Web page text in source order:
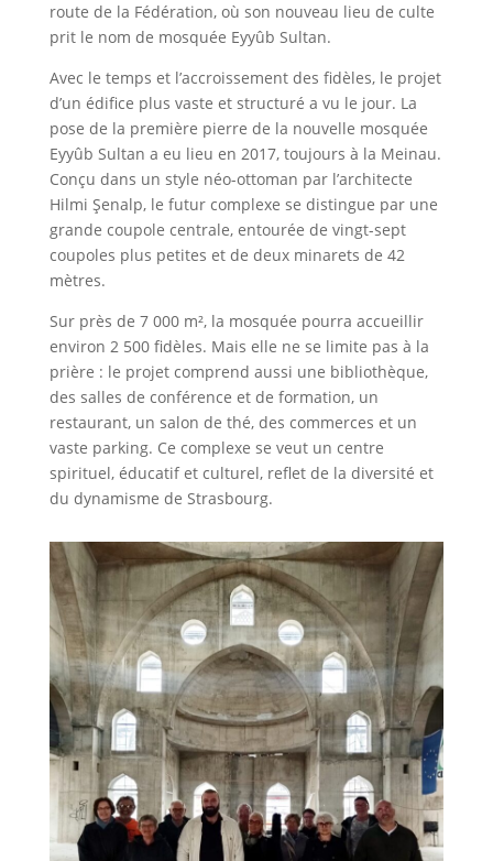
route de la Fédération, où son nouveau lieu de culte
prit le nom de mosquée Eyyûb Sultan.
Avec le temps et l’accroissement des fidèles, le projet
d’un édifice plus vaste et structuré a vu le jour. La
pose de la première pierre de la nouvelle mosquée
Eyyûb Sultan a eu lieu en 2017, toujours à la Meinau.
Conçu dans un style néo-ottoman par l’architecte
Hilmi Şenalp, le futur complexe se distingue par une
grande coupole centrale, entourée de vingt-sept
coupoles plus petites et de deux minarets de 42
mètres.
Sur près de 7 000 m², la mosquée pourra accueillir
environ 2 500 fidèles. Mais elle ne se limite pas à la
prière : le projet comprend aussi une bibliothèque,
des salles de conférence et de formation, un
restaurant, un salon de thé, des commerces et un
vaste parking. Ce complexe se veut un centre
spirituel, éducatif et culturel, reflet de la diversité et
du dynamisme de Strasbourg.